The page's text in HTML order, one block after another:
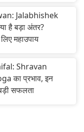
Jalabhishek
है बड़ा अंतर?
महाउपाय
Shravan
का प्रभाव, इन
सफलता